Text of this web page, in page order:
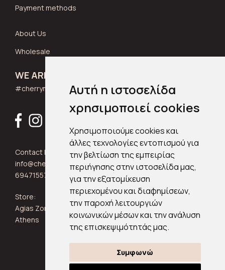
Αυτή η ιστοσελίδα
χρησιμοποιεί cookies
Χρησιμοποιούμε cookies και
άλλες τεχνολογίες εντοπισμού για
την βελτίωση της εμπειρίας
περιήγησης στην ιστοσελίδα μας,
για την εξατομίκευση
περιεχομένου και διαφημίσεων,
την παροχή λειτουργιών
κοινωνικών μέσων και την ανάλυση
της επισκεψιμότητάς μας.
Συμφωνώ
Payment methods
About Us
Wholesale
WE ARE SOCIAL
#cherrymuse_wear
Contact Info:
info@cherrymuse.com
6947155705
Store:
Agias Zonis 24, Kypseli 11361
Athens